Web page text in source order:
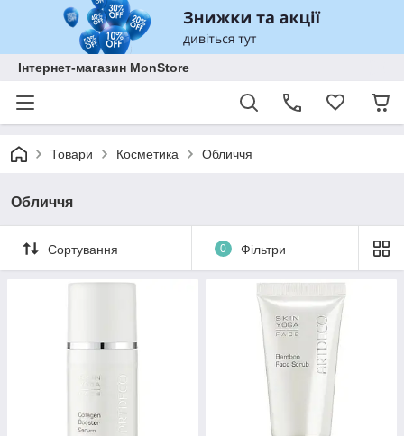
Інтернет-магазин MonStore
Товари Косметика Обличчя
Обличчя
Сортування 0 Фільтри